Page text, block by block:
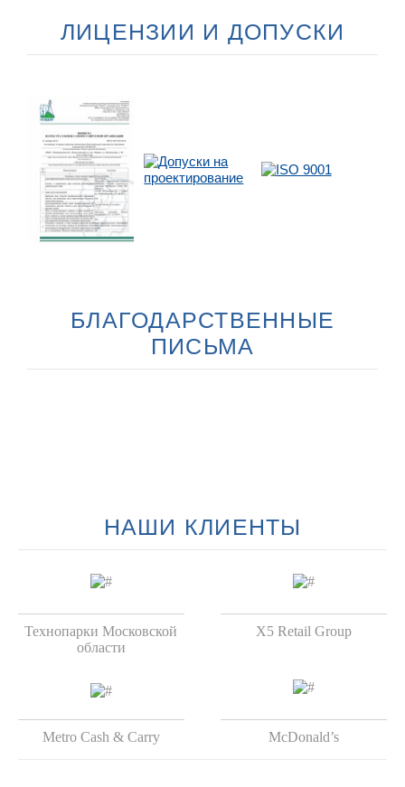
ЛИЦЕНЗИИ И ДОПУСКИ
БЛАГОДАРСТВЕННЫЕ
ПИСЬМА
НАШИ КЛИЕНТЫ
Технопарки Московской
области
X5 Retail Group
Metro Cash & Carry McDonald’s